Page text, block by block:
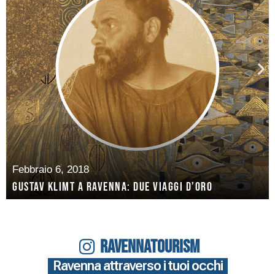
Febbraio 6, 2018
Gustav Klimt a Ravenna: due viaggi d’oro
RAVENNATOURISM
Ravenna attraverso i tuoi occhi